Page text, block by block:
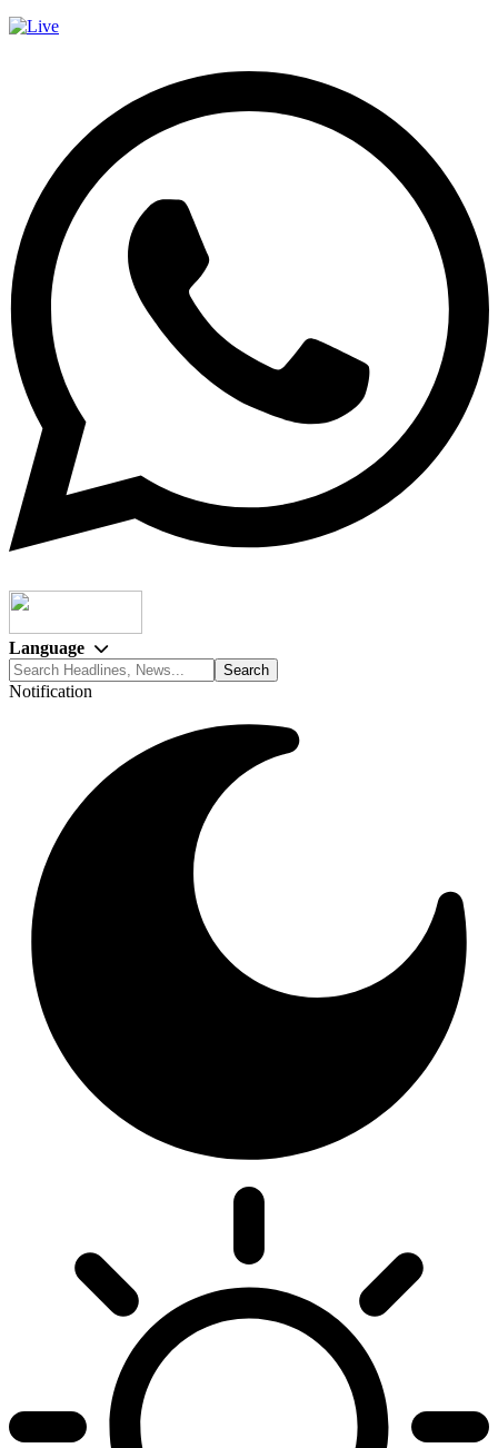
Language
Notification